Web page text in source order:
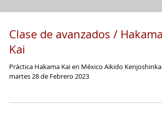
Clase de avanzados / Hakama
Kai
Práctica Hakama Kai en México Aikido Kenjoshinkan,
martes 28 de Febrero 2023